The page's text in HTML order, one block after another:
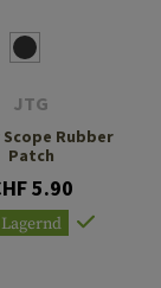
JTG
Rubber
Patch
5.90
Lagernd